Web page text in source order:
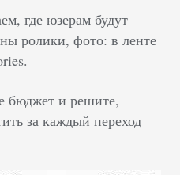
где юзерам будут
ролики, фото: в ленте
бюджет и решите,
за каждый переход